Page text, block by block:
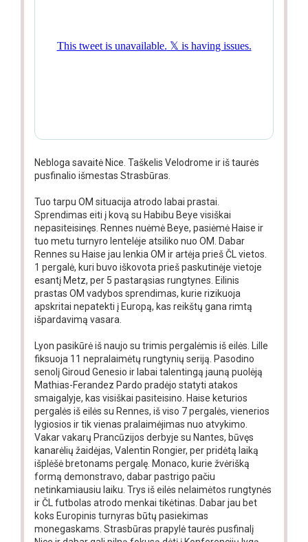
Nebloga savaitė Nice. Taškelis Velodrome ir iš taurės
pusfinalio išmestas Strasbūras.
Tuo tarpu OM situacija atrodo labai prastai.
Sprendimas eiti į kovą su Habibu Beye visiškai
nepasiteisinęs. Rennes nuėmė Beye, pasiėmė Haise ir
tuo metu turnyro lentelėje atsiliko nuo OM. Dabar
Rennes su Haise jau lenkia OM ir artėja prieš ČL vietos.
1 pergalė, kuri buvo iškovota prieš paskutinėje vietoje
esantį Metz, per 5 pastarąsias rungtynes. Eilinis
prastas OM vadybos sprendimas, kurie rizikuoja
apskritai nepatekti į Europą, kas reikštų gana rimtą
išpardavimą vasara.
Lyon pasikūrė iš naujo su trimis pergalėmis iš eilės. Lille
fiksuoja 11 nepralaimėtų rungtynių seriją. Pasodino
senolį Giroud Genesio ir labai talentingą jauną puolėją
Mathias-Ferandez Pardo pradėjo statyti atakos
smaigalyje, kas visiškai pasiteisino. Haise keturios
pergalės iš eilės su Rennes, iš viso 7 pergalės, vienerios
lygiosios ir tik vienas pralaimėjimas nuo atvykimo.
Vakar vakarų Prancūzijos derbyje su Nantes, būvęs
kanarėlių žaidėjas, Valentin Rongier, per pridėtą laiką
išplėšė bretonams pergalę. Monaco, kurie žvėrišką
formą demonstravo, dabar pastrigo pačiu
netinkamiausiu laiku. Trys iš eilės nelaimėtos rungtynės
ir ČL futbolas atrodo menkai tikėtinas. Dabar jau bet
koks Europinis turnyras būtų pasiekimas
monegaskams. Strasbūras prapylė taurės pusfinalį